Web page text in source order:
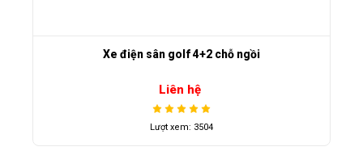
Xe điện sân golf 4+2 chỗ ngồi
Liên hệ
Lượt xem: 3504